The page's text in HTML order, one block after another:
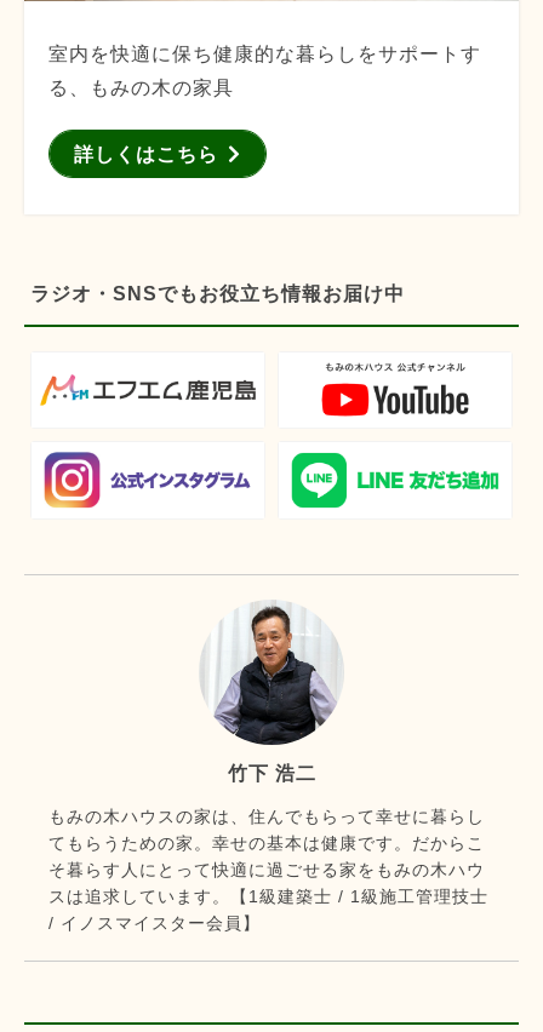
室内を快適に保ち健康的な暮らしをサポートす
る、もみの木の家具
詳しくはこちら
ラジオ・SNSでもお役立ち情報お届け中
竹下 浩二
もみの木ハウスの家は、住んでもらって幸せに暮らし
てもらうための家。幸せの基本は健康です。だからこ
そ暮らす人にとって快適に過ごせる家をもみの木ハウ
スは追求しています。【1級建築士 / 1級施工管理技士
/ イノスマイスター会員】